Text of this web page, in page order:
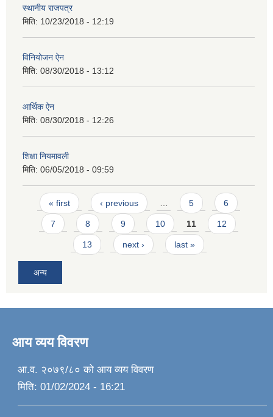
स्थानीय राजपत्र
मिति: 10/23/2018 - 12:19
विनियोजन ऐन
मिति: 08/30/2018 - 13:12
आर्थिक ऐन
मिति: 08/30/2018 - 12:26
शिक्षा नियमावली
मिति: 06/05/2018 - 09:59
Pages
« first ‹ previous 5 6
7 8 9 10 11 12
13 next › last »
अन्य
आय व्यय विवरण
आ.व. २०७९/८० को आय व्यय विवरण
मिति: 01/02/2024 - 16:21